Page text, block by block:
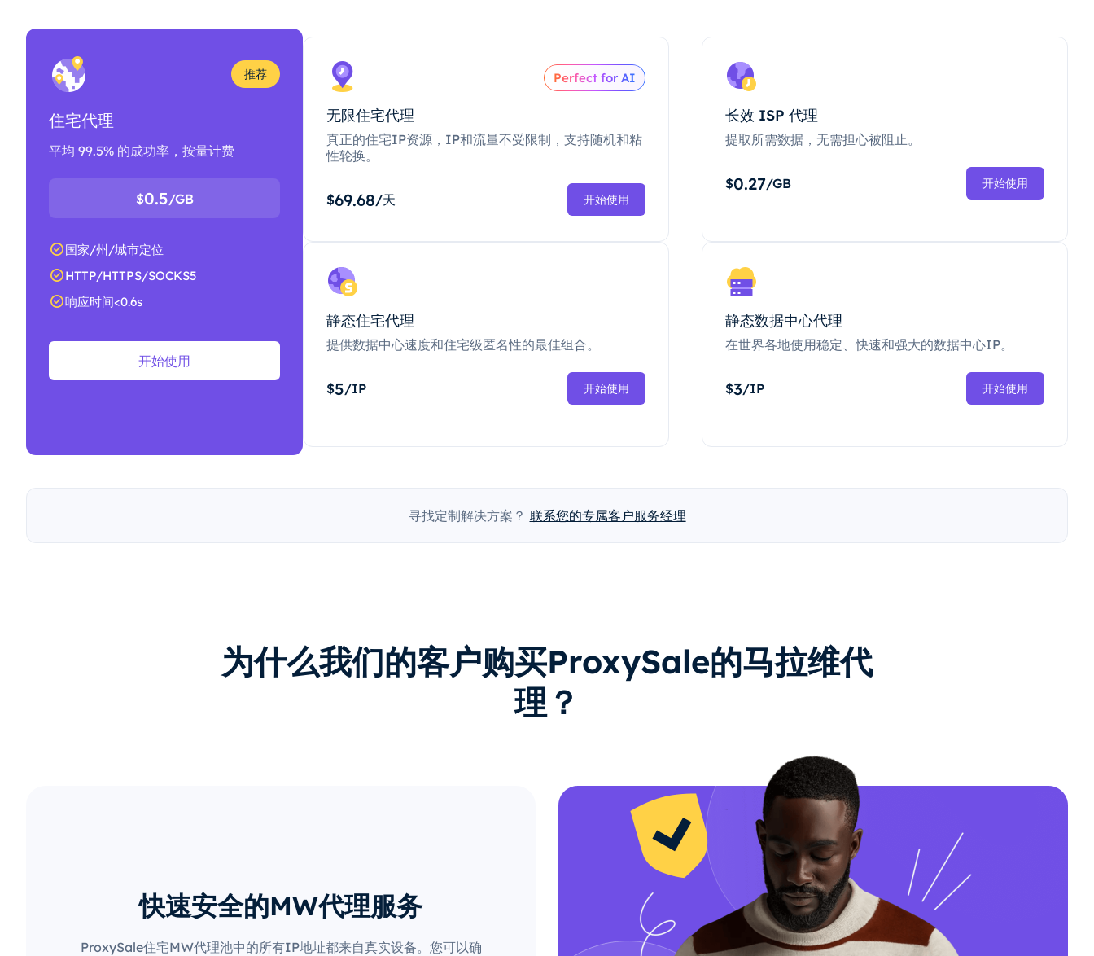
推荐
住宅代理
平均 99.5% 的成功率，按量计费
$0.5/GB
国家/州/城市定位
HTTP/HTTPS/SOCKS5
响应时间<0.6s
开始使用
Perfect for AI
无限住宅代理
真正的住宅IP资源，IP和流量不受限制，支持随机和粘
性轮换。
$69.68/天 开始使用
长效 ISP 代理
提取所需数据，无需担心被阻止。
$0.27/GB 开始使用
静态住宅代理
提供数据中心速度和住宅级匿名性的最佳组合。
$5/IP 开始使用
静态数据中心代理
在世界各地使用稳定、快速和强大的数据中心IP。
$3/IP 开始使用
寻找定制解决方案？ 联系您的专属客户服务经理
为什么我们的客户购买ProxySale的马拉维代
理？
快速安全的MW代理服务
ProxySale住宅MW代理池中的所有IP地址都来自真实设备。您可以确